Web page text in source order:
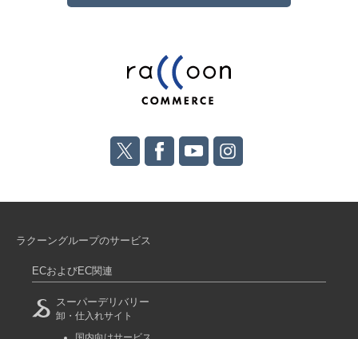
ラクーングループのサービス
ECおよびEC関連
スーパーデリバリー
卸・仕入れサイト